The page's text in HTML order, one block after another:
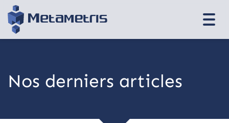
Nos derniers articles